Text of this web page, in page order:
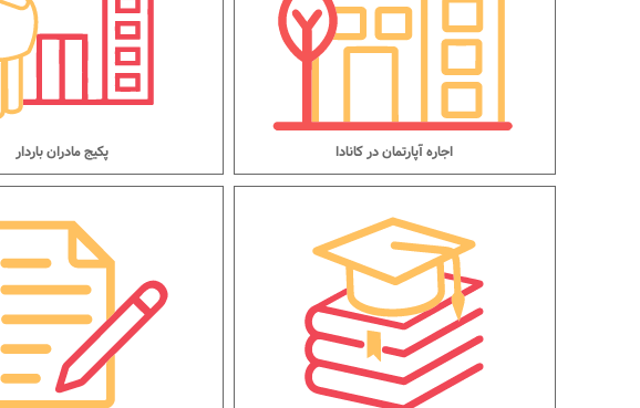
اجاره آپارتمان در کانادا پکیج مادران باردار